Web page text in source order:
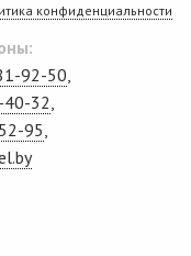
конфиденциальности
92-50
40-32
95